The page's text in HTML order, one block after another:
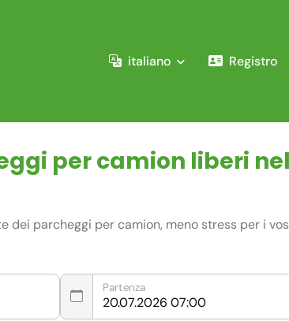
italiano Registro
per camion liberi
dei parcheggi per camion, meno stress per i
Partenza